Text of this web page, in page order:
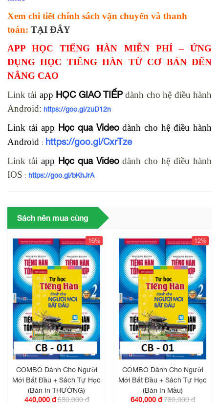
Xem chi tiết chính sách vận chuyển và thanh
toán: TẠI ĐÂY
APP HỌC TIẾNG HÀN MIỄN PHÍ – ỨNG
DỤNG HỌC TIẾNG HÀN TỪ CƠ BẢN ĐẾN
NÂNG CAO
Link tải app HỌC GIAO TIẾP dành cho hệ điều hành
Android: https://goo.gl/zuD12n
Link tải app Học qua Videodành cho hệ điều hành
Android : https://goo.gl/CxrTze
Link tải app Học qua Videodành cho hệ điều hành
IOS : https://goo.gl/bKhJrA
Sách nên mua cùng
COMBO Dành Cho Người
Mới Bắt Đầu + Sách Tự Học
(Bản In THƯỜNG)
440,000 đ 530,000 đ
16%
COMBO Dành Cho Người
Mới Bắt Đầu + Sách Tự Học
(Bản In Màu)
640,000 đ 730,000 đ
12%